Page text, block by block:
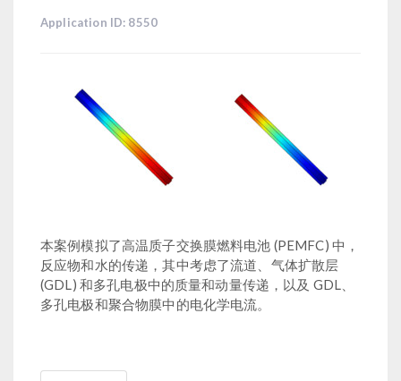
Application ID: 8550
本案例模拟了高温质子交换膜燃料电池 (PEMFC) 中，
反应物和水的传递，其中考虑了流道、气体扩散层
(GDL) 和多孔电极中的质量和动量传递，以及 GDL、
多孔电极和聚合物膜中的电化学电流。